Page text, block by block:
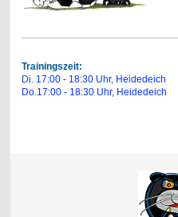
Trainingszeit:
Di. 17:00 - 18:30 Uhr, Heidedeich
Do.17:00 - 18:30 Uhr, Heidedeich